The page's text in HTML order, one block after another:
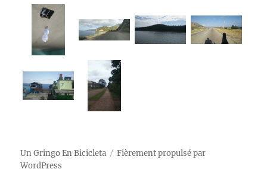
Un Gringo En Bicicleta
Fièrement propulsé par
WordPress